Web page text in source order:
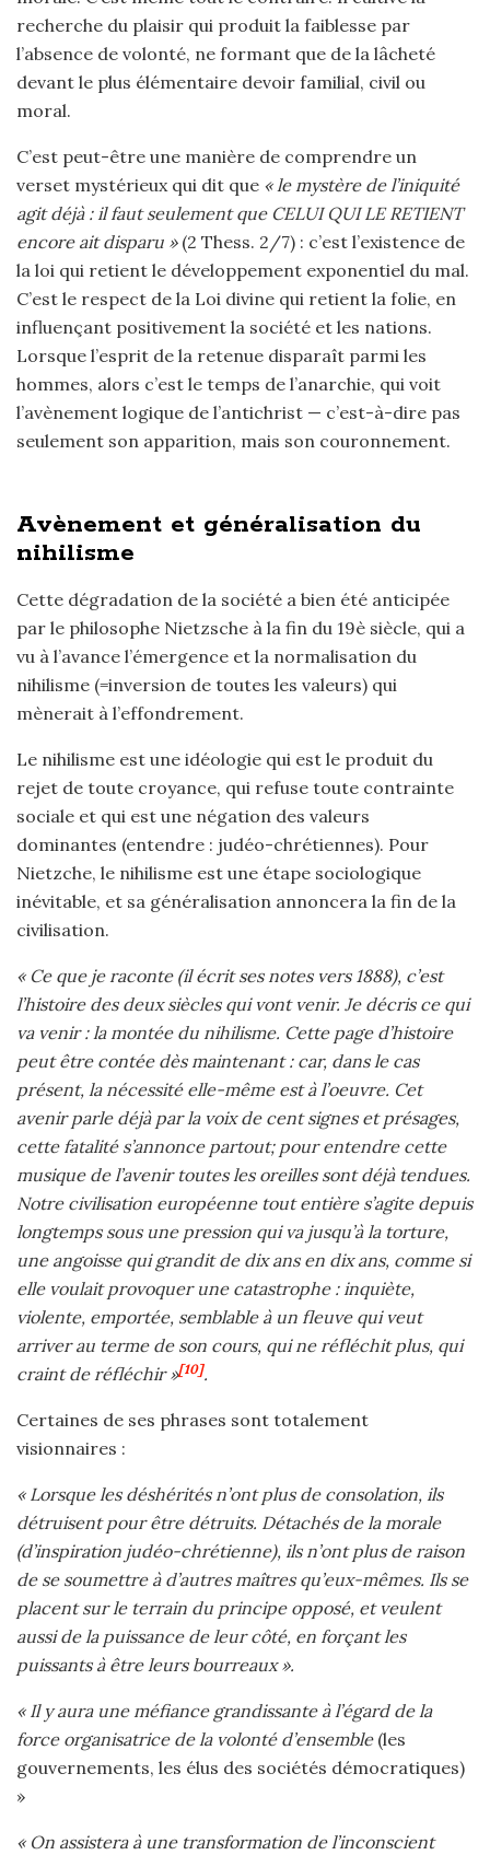
recherche du plaisir qui produit la faiblesse par
l’absence de volonté, ne formant que de la lâcheté
devant le plus élémentaire devoir familial, civil ou
moral.
C’est peut-être une manière de comprendre un
verset mystérieux qui dit que « le mystère de l’iniquité
agit déjà : il faut seulement que CELUI QUI LE RETIENT
encore ait disparu »(2 Thess. 2/7) : c’est l’existence de
la loi qui retient le développement exponentiel du mal.
C’est le respect de la Loi divine qui retient la folie, en
influençant positivement la société et les nations.
Lorsque l’esprit de la retenue disparaît parmi les
hommes, alors c’est le temps de l’anarchie, qui voit
l’avènement logique de l’antichrist — c’est-à-dire pas
seulement son apparition, mais son couronnement.
Avènement et généralisation du
nihilisme
Cette dégradation de la société a bien été anticipée
par le philosophe Nietzsche à la fin du 19è siècle, qui a
vu à l’avance l’émergence et la normalisation du
nihilisme (=inversion de toutes les valeurs) qui
mènerait à l’effondrement.
Le nihilisme est une idéologie qui est le produit du
rejet de toute croyance, qui refuse toute contrainte
sociale et qui est une négation des valeurs
dominantes (entendre : judéo-chrétiennes). Pour
Nietzche, le nihilisme est une étape sociologique
inévitable, et sa généralisation annoncera la fin de la
civilisation.
« Ce que je raconte (il écrit ses notes vers 1888), c’est
l’histoire des deux siècles qui vont venir. Je décris ce qui
va venir : la montée du nihilisme. Cette page d’histoire
peut être contée dès maintenant : car, dans le cas
présent, la nécessité elle-même est à l’oeuvre. Cet
avenir parle déjà par la voix de cent signes et présages,
cette fatalité s’annonce partout; pour entendre cette
musique de l’avenir toutes les oreilles sont déjà tendues.
Notre civilisation européenne tout entière s’agite depuis
longtemps sous une pression qui va jusqu’à la torture,
une angoisse qui grandit de dix ans en dix ans, comme si
elle voulait provoquer une catastrophe : inquiète,
violente, emportée, semblable à un fleuve qui veut
arriver au terme de son cours, qui ne réfléchit plus, qui
craint de réfléchir »[10].
Certaines de ses phrases sont totalement
visionnaires :
« Lorsque les déshérités n’ont plus de consolation, ils
détruisent pour être détruits. Détachés de la morale
(d’inspiration judéo-chrétienne), ils n’ont plus de raison
de se soumettre à d’autres maîtres qu’eux-mêmes. Ils se
placent sur le terrain du principe opposé, et veulent
aussi de la puissance de leur côté, en forçant les
puissants à être leurs bourreaux ».
« Il y aura une méfiance grandissante à l’égard de la
force organisatrice de la volonté d’ensemble(les
gouvernements, les élus des sociétés démocratiques)
»
« On assistera à une transformation de l’inconscient